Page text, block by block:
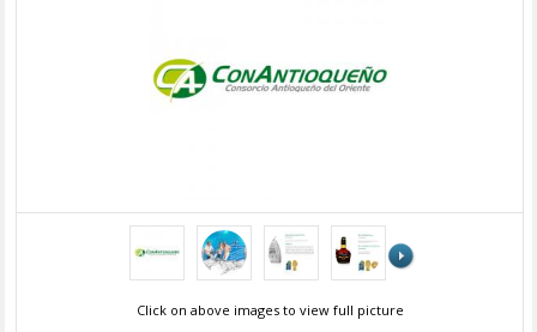
Click on above images to view full picture